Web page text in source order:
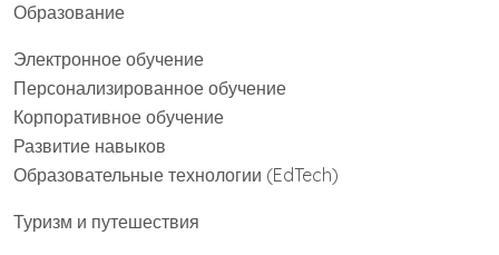
Образование
Электронное обучение
Персонализированное обучение
Корпоративное обучение
Развитие навыков
Образовательные технологии (EdTech)
Туризм и путешествия